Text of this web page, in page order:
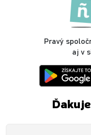
Pravý
aj v